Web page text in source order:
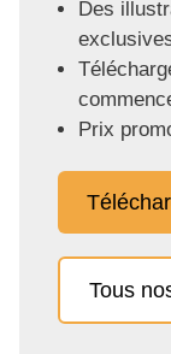
Des
Prix
Tous